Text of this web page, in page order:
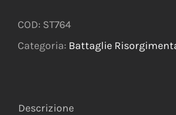
COD: ST764
Categoria: Battaglie
Descrizione